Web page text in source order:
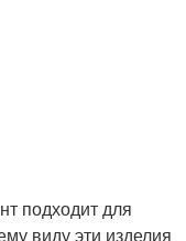
подходит для
виду эти изделия